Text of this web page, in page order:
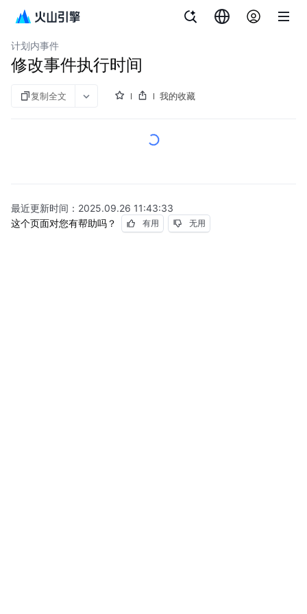
云数据库 veDB MySQL 版
计划内事件
修改事件执行时间
复制全文 我的收藏
最近更新时间： 2025.09.26 11:43:33
这个页面对您有帮助吗？
有用 无用